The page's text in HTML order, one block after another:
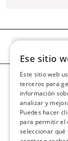
Ese sitio
Este sitio web
terceros para
información
analizar y
Puedes hacer
para permitir el
seleccionar qué